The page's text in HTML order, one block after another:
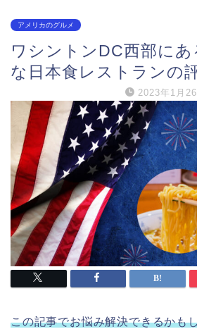
アメリカのグルメ
ワシントンDC西部に
な日本食レストランの
2023年1月26
この記事でお悩み解決できるかも